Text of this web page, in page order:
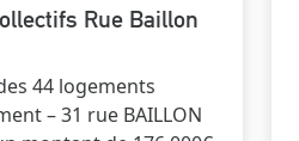
Rue Baillon
44 logements
– 31 rue BAILLON